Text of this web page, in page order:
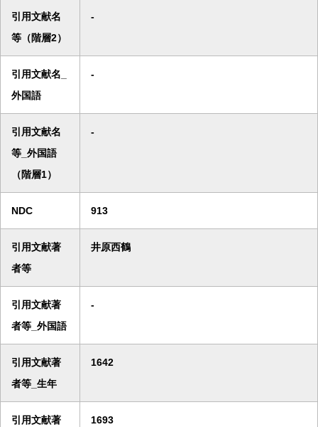
引用文献名
等（階層2）
-
引用文献名_
外国語
-
引用文献名
等_外国語
（階層1）
-
NDC 913
引用文献著
者等
井原西鶴
引用文献著
者等_外国語
-
引用文献著
者等_生年
1642
引用文献著
1693